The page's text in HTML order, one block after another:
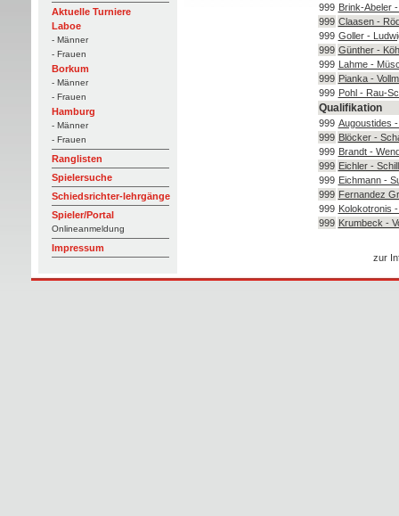
Aktuelle Turniere
Laboe
- Männer
- Frauen
Borkum
- Männer
- Frauen
Hamburg
- Männer
- Frauen
Ranglisten
Spielersuche
Schiedsrichter-lehrgänge
Spieler/Portal
Onlineanmeldung
Impressum
999 Brink-Abeler
999 Claasen -
999 Goller -
999 Günther -
999 Lahme -
999 Pianka -
999 Pohl - Rau-
Qualifikation
999 Augoustides
999 Blöcker -
999 Brandt -
999 Eichler -
999 Eichmann -
999 Fernandez
999 Kolokotronis
999 Krumbeck -
zur